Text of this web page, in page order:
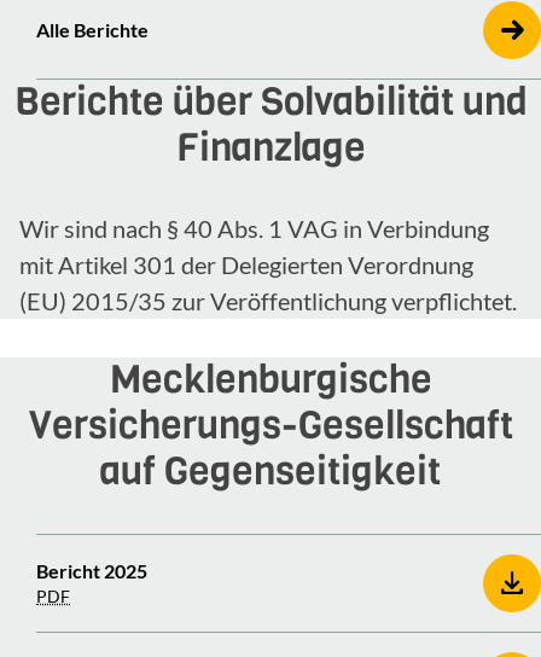
Alle Berichte
Berichte über Solvabilität und
Finanzlage
Wir sind nach § 40 Abs. 1 VAG in Verbindung
mit Artikel 301 der Delegierten Verordnung
(EU) 2015/35 zur Veröffentlichung verpflichtet.
Meck­len­bur­gi­sche
Versicherungs-​​Gesell­schaft
auf Gegen­sei­tig­keit
Bericht 2025
PDF